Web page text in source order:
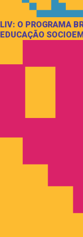
LIV: O PROGRAMA
EDUCAÇÃO